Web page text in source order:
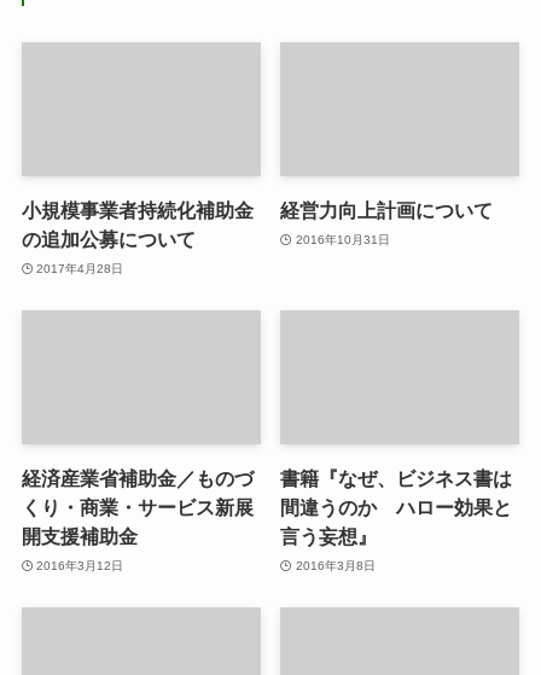
小規模事業者持続化補助金
の追加公募について
2017年4月28日
経営力向上計画について
2016年10月31日
経済産業省補助金／ものづ
くり・商業・サービス新展
開支援補助金
2016年3月12日
書籍『なぜ、ビジネス書は
間違うのか ハロー効果と
言う妄想』
2016年3月8日